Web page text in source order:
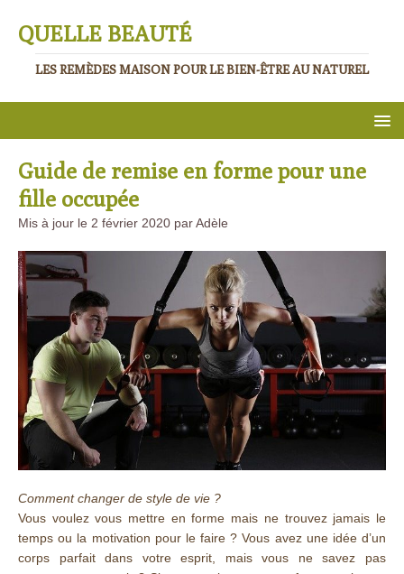
QUELLE BEAUTÉ
LES REMÈDES MAISON POUR LE BIEN-ÊTRE AU NATUREL
Guide de remise en forme pour une
fille occupée
Mis à jour le 2 février 2020 par Adèle
Comment changer de style de vie ?
Vous voulez vous mettre en forme mais ne trouvez jamais le
temps ou la motivation pour le faire ? Vous avez une idée d’un
corps parfait dans votre esprit, mais vous ne savez pas